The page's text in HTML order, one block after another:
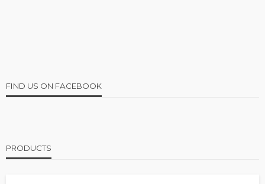
FIND US ON FACEBOOK
PRODUCTS